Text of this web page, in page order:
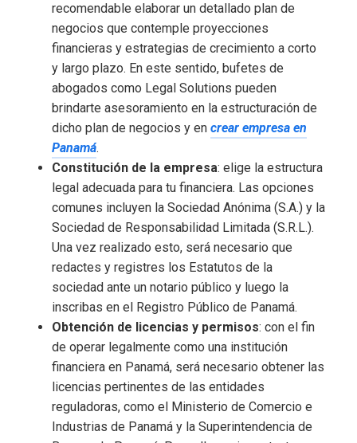
recomendable elaborar un detallado plan de
negocios que contemple proyecciones
financieras y estrategias de crecimiento a corto
y largo plazo. En este sentido, bufetes de
abogados como Legal Solutions pueden
brindarte asesoramiento en la estructuración de
dicho plan de negocios y en crear empresa en
Panamá.
Constitución de la empresa: elige la estructura
legal adecuada para tu financiera. Las opciones
comunes incluyen la Sociedad Anónima (S.A.) y la
Sociedad de Responsabilidad Limitada (S.R.L.).
Una vez realizado esto, será necesario que
redactes y registres los Estatutos de la
sociedad ante un notario público y luego la
inscribas en el Registro Público de Panamá.
Obtención de licencias y permisos: con el fin
de operar legalmente como una institución
financiera en Panamá, será necesario obtener las
licencias pertinentes de las entidades
reguladoras, como el Ministerio de Comercio e
Industrias de Panamá y la Superintendencia de